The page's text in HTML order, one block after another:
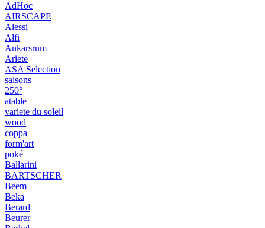
AdHoc
AIRSCAPE
Alessi
Alfi
Ankarsrum
Ariete
ASA Selection
saisons
250°
atable
variete du soleil
wood
coppa
form'art
poké
Ballarini
BARTSCHER
Beem
Beka
Berard
Beurer